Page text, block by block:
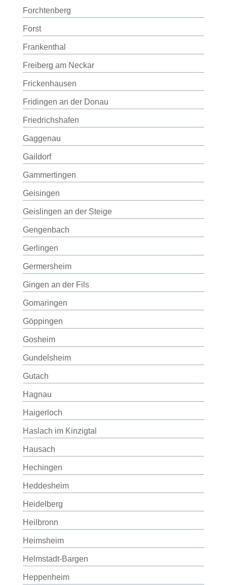
Forchtenberg
Forst
Frankenthal
Freiberg am Neckar
Frickenhausen
Fridingen an der Donau
Friedrichshafen
Gaggenau
Gaildorf
Gammertingen
Geisingen
Geislingen an der Steige
Gengenbach
Gerlingen
Germersheim
Gingen an der Fils
Gomaringen
Göppingen
Gosheim
Gundelsheim
Gutach
Hagnau
Haigerloch
Haslach im Kinzigtal
Hausach
Hechingen
Heddesheim
Heidelberg
Heilbronn
Heimsheim
Helmstadt-Bargen
Heppenheim